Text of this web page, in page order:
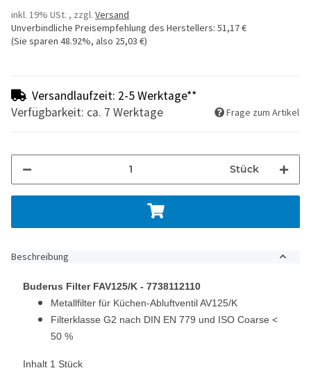
inkl. 19% USt. , zzgl. Versand
Unverbindliche Preisempfehlung des Herstellers: 51,17 €
(Sie sparen 48.92%, also 25,03 €)
Versandlaufzeit: 2-5 Werktage**
Verfügbarkeit: ca. 7 Werktage
Frage zum Artikel
Stück
Beschreibung
Buderus Filter FAV125/K - 7738112110
Metallfilter für Küchen-Abluftventil AV125/K
Filterklasse G2 nach DIN EN 779 und ISO Coarse <
50 %
Inhalt 1 Stück